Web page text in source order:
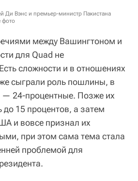
Ди Вэнс и премьер-министр Пакистана
фото
между Вашингтоном и
для Quad не
сложности и в отношениях
сыграли роль пошлины, в
— 24-процентные. Позже их
до 15 процентов, а затем
и вовсе признал их
при этом сама тема стала
проблемой для